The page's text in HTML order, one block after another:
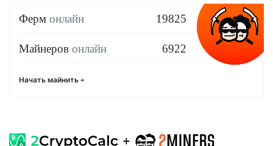
Ферм онлайн 19825
Майнеров онлайн 6922
Начать майнить